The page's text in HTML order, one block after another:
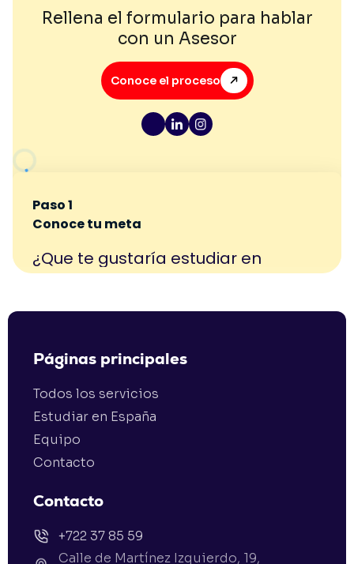
Rellena el formulario para hablar
con un Asesor
Conoce el proceso
Páginas principales
Todos los servicios
Estudiar en España
Equipo
Contacto
Contacto
+722 37 85 59
Calle de Martínez Izquierdo, 19,